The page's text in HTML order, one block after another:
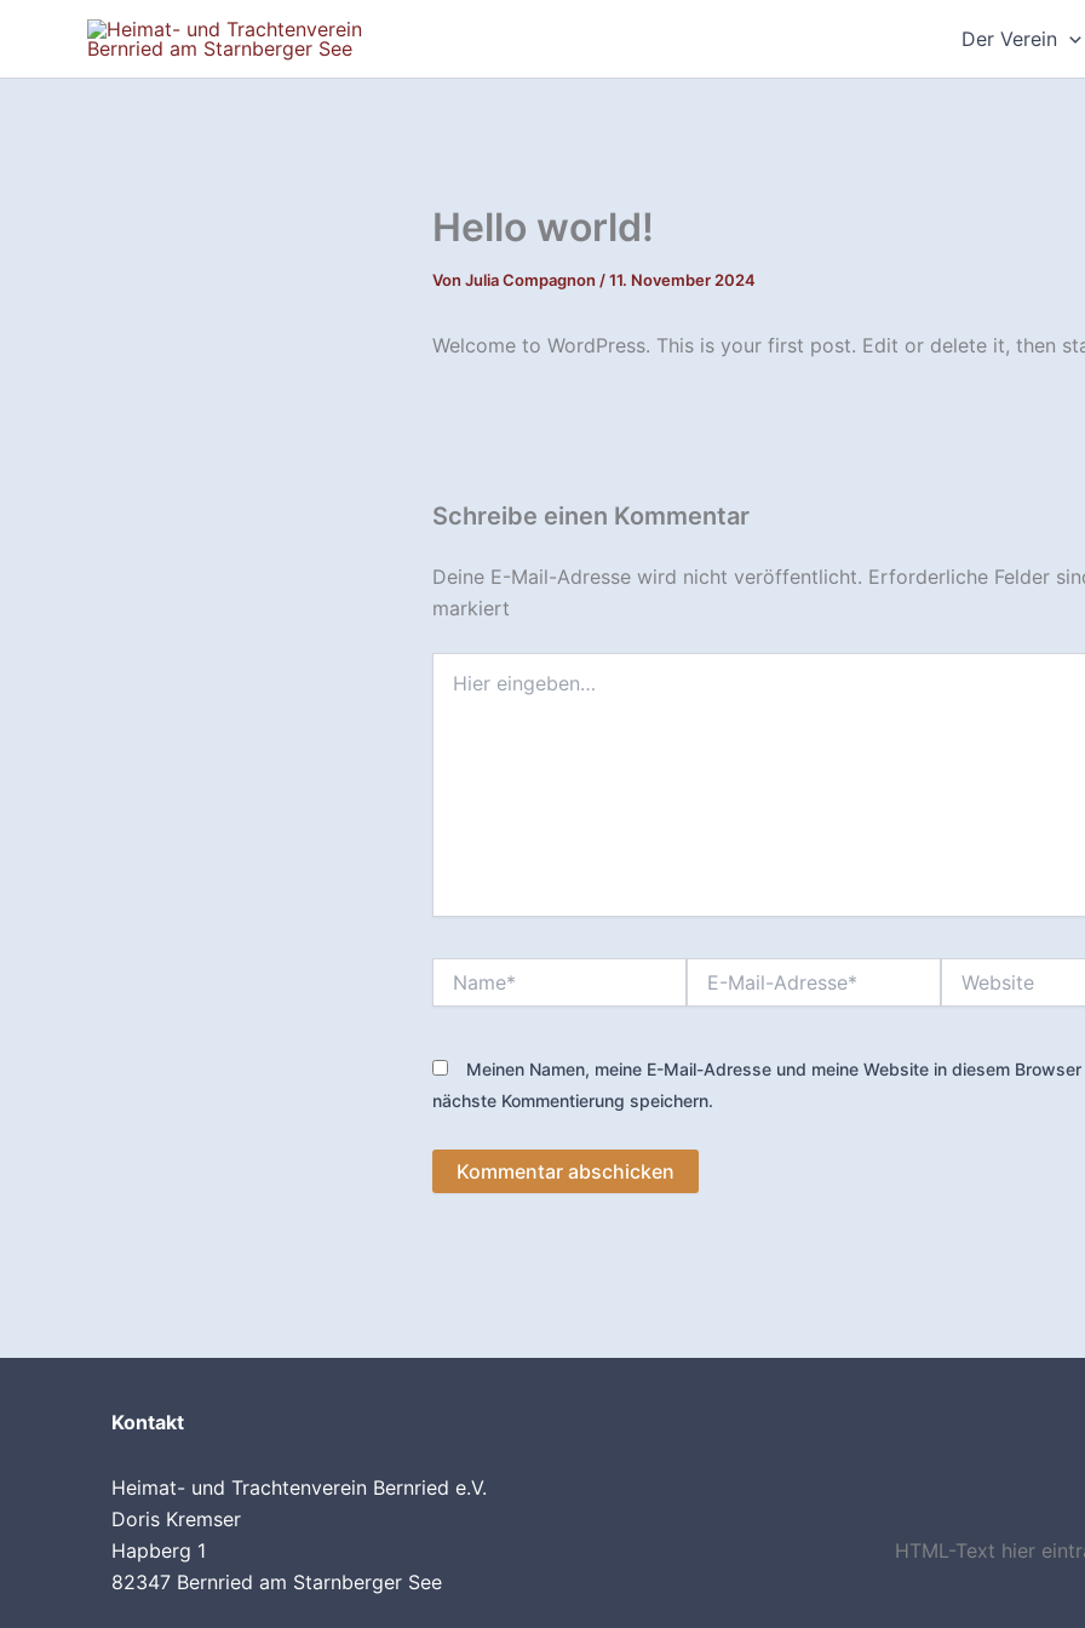
springen
Der Verein
Hello world!
Von Julia Compagnon /11. November 2024
Welcome to WordPress. This is your first post. Edit or delete it, then
Schreibe einen Kommentar
Deine E-Mail-Adresse wird nicht veröffentlicht. Erforderliche Felder
markiert
eingeben…
Mail-
Meinen Namen, meine E-Mail-Adresse und meine Website in diesem
nächste Kommentierung speichern.
Kontakt
Heimat- und Trachtenverein Bernried e.V.
Doris Kremser
Hapberg 1
82347 Bernried am Starnberger See
HTML-Text hier